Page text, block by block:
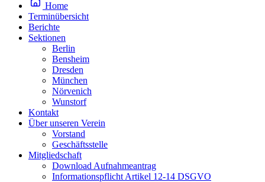
Home
Terminübersicht
Berichte
Sektionen
Berlin
Bensheim
Dresden
München
Nörvenich
Wunstorf
Kontakt
Über unseren Verein
Vorstand
Geschäftsstelle
Mitgliedschaft
Download Aufnahmeantrag
Informationspflicht Artikel 12-14 DSGVO